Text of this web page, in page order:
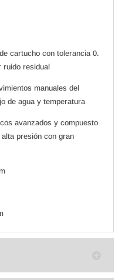
cartucho con tolerancia 0.
ruido residual
manuales del
de agua y temperatura
avanzados y compuesto
presión con gran